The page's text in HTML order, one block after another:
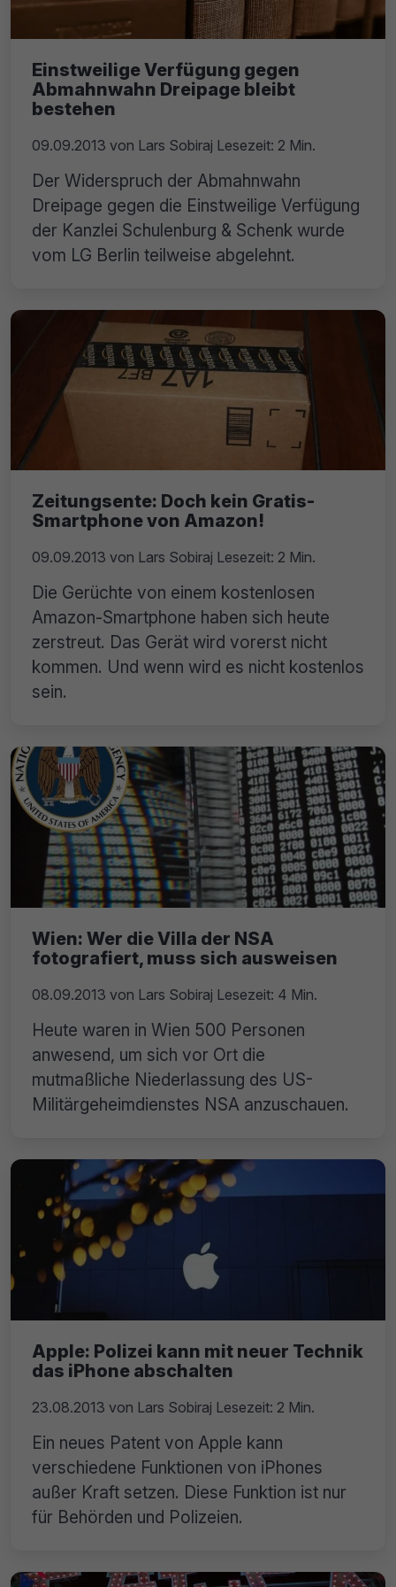
Einstweilige Verfügung gegen
Abmahnwahn Dreipage bleibt
bestehen
09.09.2013 von Lars Sobiraj Lesezeit: 2 Min.
Der Widerspruch der Abmahnwahn
Dreipage gegen die Einstweilige Verfügung
der Kanzlei Schulenburg & Schenk wurde
vom LG Berlin teilweise abgelehnt.
Zeitungsente: Doch kein Gratis-
Smartphone von Amazon!
09.09.2013 von Lars Sobiraj Lesezeit: 2 Min.
Die Gerüchte von einem kostenlosen
Amazon-Smartphone haben sich heute
zerstreut. Das Gerät wird vorerst nicht
kommen. Und wenn wird es nicht kostenlos
sein.
Wien: Wer die Villa der NSA
fotografiert, muss sich ausweisen
08.09.2013 von Lars Sobiraj Lesezeit: 4 Min.
Heute waren in Wien 500 Personen
anwesend, um sich vor Ort die
mutmaßliche Niederlassung des US-
Militärgeheimdienstes NSA anzuschauen.
Apple: Polizei kann mit neuer Technik
das iPhone abschalten
23.08.2013 von Lars Sobiraj Lesezeit: 2 Min.
Ein neues Patent von Apple kann
verschiedene Funktionen von iPhones
außer Kraft setzen. Diese Funktion ist nur
für Behörden und Polizeien.